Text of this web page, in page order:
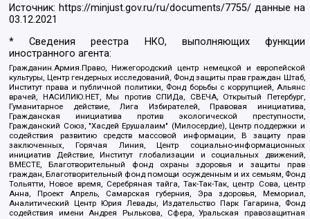
Источник: https://minjust.gov.ru/ru/documents/7755/ данные на
03.12.2021
* Сведения реестра НКО, выполняющих функции
иностранного агента:
Гражданин.Армия.Право, Нижегородский центр немецкой и европейской
культуры, Центр гендерных исследований, Фонд защиты прав граждан Штаб,
Институт права и публичной политики, Фонд борьбы с коррупцией, Альянс
врачей, НАСИЛИЮ.НЕТ, Мы против СПИДа, СВЕЧА, Открытый Петербург,
Гуманитарное действие, Лига Избирателей, Правовая инициатива,
Гражданская инициатива против экологической преступности,
Гражданский Союз, "Хасдей Ерушалаим" (Милосердие), Центр поддержки и
содействия развитию средств массовой информации, В защиту прав
заключенных, Горячая Линия, Центр социально-информационных
инициатив Действие, Институт глобализации и социальных движений,
ВМЕСТЕ, Благотворительный фонд охраны здоровья и защиты прав
граждан, Благотворительный фонд помощи осужденным и их семьям, Фонд
Тольятти, Новое время, Серебряная тайга, Так-Так-Так, центр Сова, центр
Анна, Проект Апрель, Самарская губерния, Эра здоровья, Мемориал,
Аналитический Центр Юрия Левады, Издательство Парк Гагарина, Фонд
содействия имени Андрея Рылькова, Сфера, Уральская правозащитная